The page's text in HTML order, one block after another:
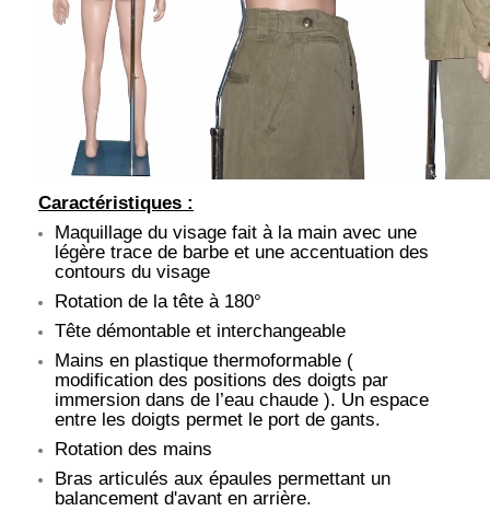
Caractéristiques :
Maquillage du visage fait à la main avec une
légère trace de barbe et une accentuation des
contours du visage
Rotation de la tête à 180°
Tête démontable et interchangeable
Mains en plastique thermoformable (
modification des positions des doigts par
immersion dans de l’eau chaude ). Un espace
entre les doigts permet le port de gants.
Rotation des mains
Bras articulés aux épaules permettant un
balancement d'avant en arrière.